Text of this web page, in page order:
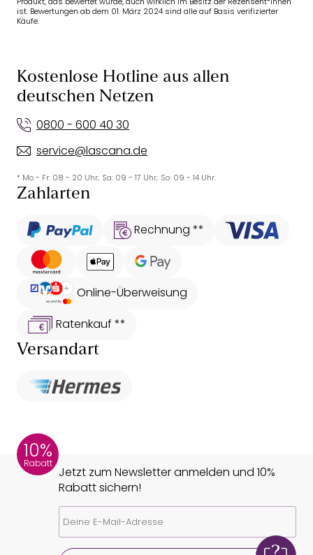
ist. Bewertungen ab dem 01. März 2024 sind alle auf Basis verifizierter
Käufe.
Kostenlose Hotline aus allen
deutschen Netzen
0800 - 600 40 30
service@lascana.de
* Mo - Fr: 08 - 20 Uhr; Sa: 09 - 17 Uhr; So: 09 - 14 Uhr.
Zahlarten
Rechnung **
Online-Überweisung
Ratenkauf **
Versandart
10%
Rabatt
Jetzt zum Newsletter anmelden und 10%
Rabatt sichern!